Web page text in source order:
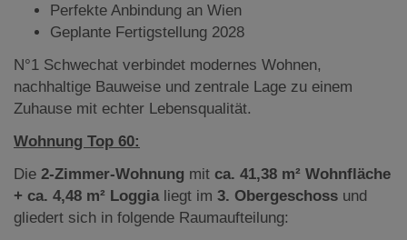
Perfekte Anbindung an Wien
Geplante Fertigstellung 2028
N°1 Schwechat verbindet modernes Wohnen,
nachhaltige Bauweise und zentrale Lage zu einem
Zuhause mit echter Lebensqualität.
Wohnung Top 60:
Die 2-Zimmer-Wohnung mit ca. 41,38 m² Wohnfläche
+ ca. 4,48 m² Loggia liegt im 3. Obergeschoss und
gliedert sich in folgende Raumaufteilung: